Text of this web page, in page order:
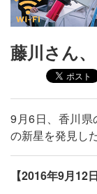
藤川さん
9月6日、香川県
の新星を発見した
【2016年9月12日